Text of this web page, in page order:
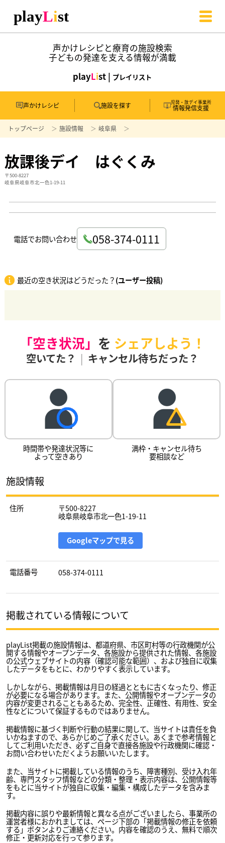
声かけレシピと療育の施設検索
子どもの発達を支える情報が満載
playList | プレイリスト
声かけレシピ 施設を探す 児発・放デイ事業所
情報発信支援
トップページ 施設情報 岐阜県
放課後デイ はぐくみ
〒500-8227
岐阜県岐阜市北一色1-19-11
電話でお問い合わせ 058-374-0111
最近の空き状況はどうだった？(ユーザー投稿)
「空き状況」 を シェアしよう！
空いてた？ | キャンセル待ちだった？
時間帯や発達状況等に
よって空きあり
満枠・キャンセル待ち
要相談など
施設情報
住所 〒500-8227
岐阜県岐阜市北一色1-19-11
Googleマップで見る
電話番号 058-374-0111
掲載されている情報について
playList掲載の施設情報は、都道府県、市区町村等の行政機関が公
開する情報やオープンデータ、各施設から提供された情報、各施設
の公式ウェブサイトの内容（確認可能な範囲）、および独自に収集
したデータをもとに、わかりやすく表示しています。
しかしながら、掲載情報は月日の経過とともに古くなったり、修正
が必要になる場合があります。また、公開情報やオープンデータの
内容が変更されることもあるため、完全性、正確性、有用性、安全
性などについて保証するものではありません。
掲載情報に基づく判断や行動の結果に関して、当サイトは責任を負
いかねますので、あらかじめご了承ください。あくまで参考情報と
してご利用いただき、必ずご自身で直接各施設や行政機関に確認・
お問い合わせいただくようお願いいたします。
また、当サイトに掲載している情報のうち、障害種別、受け入れ年
齢、専門スタッフ情報などの分類・整理・表示内容は、公開情報等
をもとに当サイトが独自に収集・編集・構成したデータを含みま
す。
掲載内容に誤りや最新情報と異なる点がございましたら、事業所の
運営者様におかれましては、ページ下部の「掲載情報の修正を依頼
する」ボタンよりご連絡ください。内容を確認のうえ、無料で順次
修正・更新対応を行って参ります。